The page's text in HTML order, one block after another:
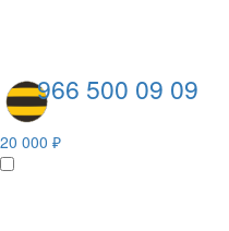
966 500 09 09
20 000 ₽